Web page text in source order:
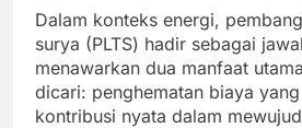
Dalam konteks energi,
surya (PLTS) hadir sebagai
menawarkan dua manfaat
dicari: penghematan biaya
kontribusi nyata dalam